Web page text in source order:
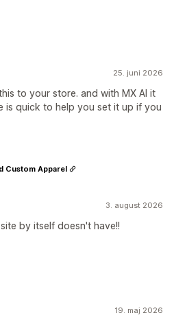
25. juni 2026
to your store. and with MX AI it
is quick to help you set it up if you
3. august 2026
by itself doesn't have!!
Custom Apparel
19. maj 2026